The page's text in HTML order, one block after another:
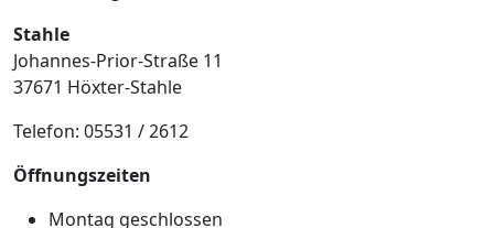
Stahle
Johannes-Prior-Straße 11
37671 Höxter-Stahle
Telefon: 05531 / 2612
Öffnungszeiten
Montag geschlossen